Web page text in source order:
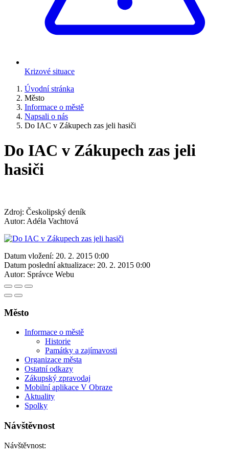
Krizové situace
Úvodní stránka
Město
Informace o městě
Napsali o nás
Do IAC v Zákupech zas jeli hasiči
Do IAC v Zákupech zas jeli
hasiči
Zdroj: Českolipský deník
Autor: Adéla Vachtová
Datum vložení: 20. 2. 2015 0:00
Datum poslední aktualizace: 20. 2. 2015 0:00
Autor: Správce Webu
Město
Informace o městě
Historie
Památky a zajímavosti
Organizace města
Ostatní odkazy
Zákupský zpravodaj
Mobilní aplikace V Obraze
Aktuality
Spolky
Návštěvnost
Návštěvnost: